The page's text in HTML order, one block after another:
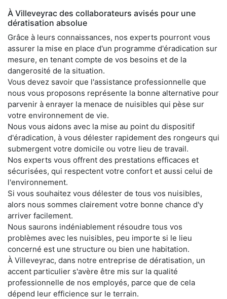
À Villeveyrac des collaborateurs avisés pour une
dératisation absolue
Grâce à leurs connaissances, nos experts pourront vous
assurer la mise en place d'un programme d'éradication sur
mesure, en tenant compte de vos besoins et de la
dangerosité de la situation.
Vous devez savoir que l'assistance professionnelle que
nous vous proposons représente la bonne alternative pour
parvenir à enrayer la menace de nuisibles qui pèse sur
votre environnement de vie.
Nous vous aidons avec la mise au point du dispositif
d'éradication, à vous délester rapidement des rongeurs qui
submergent votre domicile ou votre lieu de travail.
Nos experts vous offrent des prestations efficaces et
sécurisées, qui respectent votre confort et aussi celui de
l'environnement.
Si vous souhaitez vous délester de tous vos nuisibles,
alors nous sommes clairement votre bonne chance d'y
arriver facilement.
Nous saurons indéniablement résoudre tous vos
problèmes avec les nuisibles, peu importe si le lieu
concerné est une structure ou bien une habitation.
À Villeveyrac, dans notre entreprise de dératisation, un
accent particulier s'avère être mis sur la qualité
professionnelle de nos employés, parce que de cela
dépend leur efficience sur le terrain.